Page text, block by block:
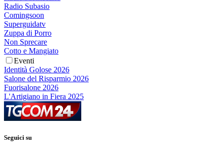
Radio Subasio
Comingsoon
Superguidatv
Zuppa di Porro
Non Sprecare
Cotto e Mangiato
Eventi
Identità Golose 2026
Salone del Risparmio 2026
Fuorisalone 2026
L'Artigiano in Fiera 2025
Seguici su